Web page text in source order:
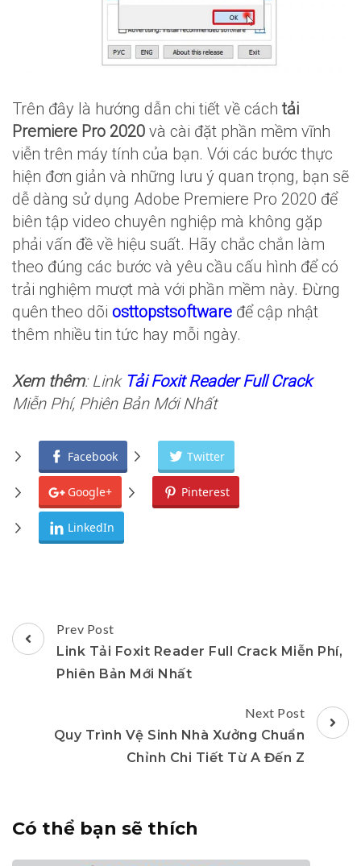
Trên đây là hướng dẫn chi tiết về cách tải
Premiere Pro 2020 và cài đặt phần mềm vĩnh
viễn trên máy tính của bạn. Với các bước thực
hiện đơn giản và những lưu ý quan trọng, bạn sẽ
dễ dàng sử dụng Adobe Premiere Pro 2020 để
biên tập video chuyên nghiệp mà không gặp
phải vấn đề về hiệu suất. Hãy chắc chắn làm
theo đúng các bước và yêu cầu cấu hình để có
trải nghiệm mượt mà với phần mềm này. Đừng
quên theo dõi osttopstsoftware để cập nhật
thêm nhiều tin tức hay mỗi ngày.
Xem thêm: Link Tải Foxit Reader Full Crack
Miễn Phí, Phiên Bản Mới Nhất
Facebook Twitter
Google+ Pinterest
LinkedIn
Post
Navigation
Prev Post
Link Tải Foxit Reader Full Crack Miễn Phí,
Phiên Bản Mới Nhất
Next Post
Quy Trình Vệ Sinh Nhà Xưởng Chuẩn
Chỉnh Chi Tiết Từ A Đến Z
Có thể bạn sẽ thích